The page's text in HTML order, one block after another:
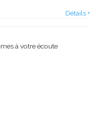
Détails +
à votre écoute